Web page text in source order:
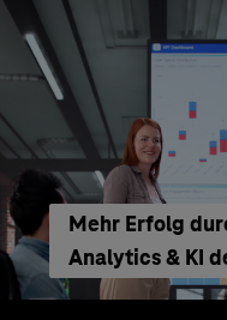
Mehr Erfolg
Analytics & KI